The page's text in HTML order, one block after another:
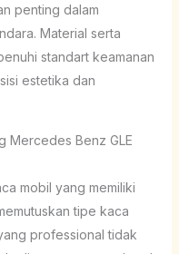
penting dalam
Material serta
standart keamanan
estetika dan
Mercedes Benz GLE
mobil yang memiliki
tipe kaca
professional tidak